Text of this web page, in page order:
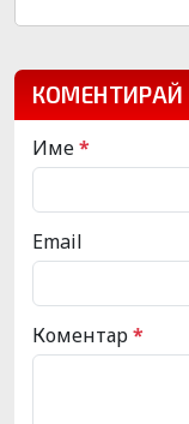
КОМЕНТИРАЙ
Име*
Email
Коментар*